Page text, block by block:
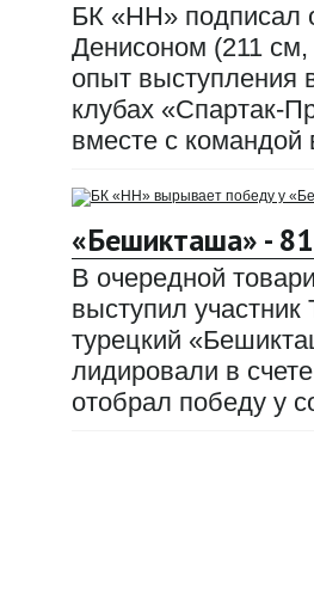
БК «НН» подписал
Денисоном (211 см,
опыт выступления
клубах «Спартак-
вместе с командой
«Бешикташа» -
В очередной
выступил
турецкий
лидировали в
отобрал победу у